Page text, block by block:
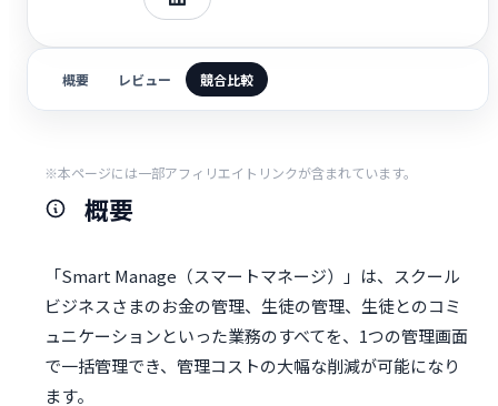
概要 レビュー 競合比較
※本ページには一部アフィリエイトリンクが含まれています。
概要
「Smart Manage（スマートマネージ）」は、スクール
ビジネスさまのお金の管理、生徒の管理、生徒とのコミ
ュニケーションといった業務のすべてを、1つの管理画面
で一括管理でき、管理コストの大幅な削減が可能になり
ます。